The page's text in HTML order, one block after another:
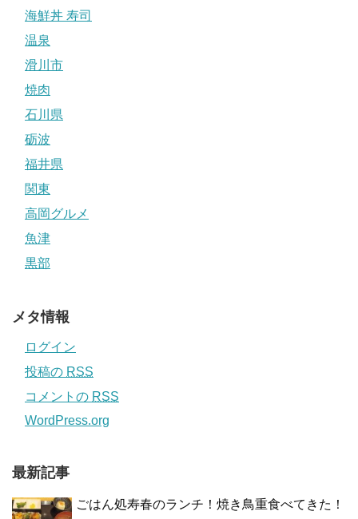
海鮮丼 寿司
温泉
滑川市
焼肉
石川県
砺波
福井県
関東
高岡グルメ
魚津
黒部
メタ情報
ログイン
投稿の RSS
コメントの RSS
WordPress.org
最新記事
ごはん処寿春のランチ！焼き鳥重食べてきた！